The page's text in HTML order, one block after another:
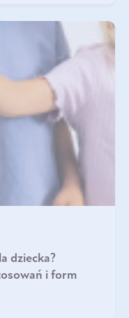
dziecka?
i form